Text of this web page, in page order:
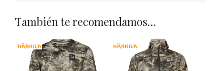
También te recomendamos…